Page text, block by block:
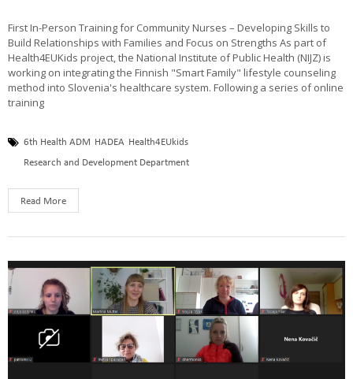
First In-Person Training for Community Nurses – Developing Skills to
Build Relationships with Families and Focus on Strengths As part of
Health4EUKids project, the National Institute of Public Health (NIJZ) is
working on integrating the Finnish "Smart Family" lifestyle counseling
method into Slovenia's healthcare system. Following a series of online
training
6th Health ADM HADEA Health4EUkids
Research and Development Department
Read More